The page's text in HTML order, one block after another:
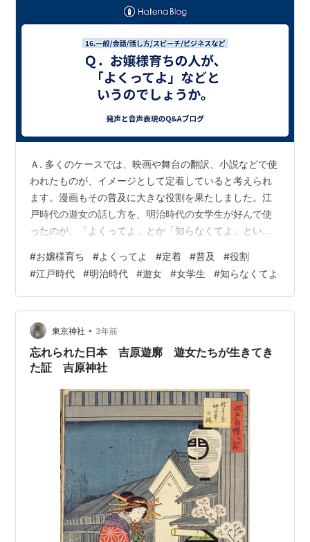
Ａ. 多くのケースでは、映画や舞台の翻訳、小説などで使
われたものが、イメージとして定着していると考えられ
ます。漫画もその普及に大きな役割を果たしました。江
戸時代の遊女の話し方を、明治時代の女学生が好んで使
ったのが、「よくってよ」とか「知らなくてよ」という
#お嬢様育ち #よくってよ #定着 #普及 #役割
#江戸時代 #明治時代 #遊女 #女学生 #知らなくてよ
東京神社 • 3年前
忘れられた日本 吉原遊廓 遊女たちが生きてき
た証 吉原神社